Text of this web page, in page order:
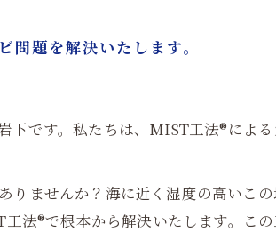
問題を解決いたします。
下です。私たちは、MIST工法®によ
りませんか？海に近く湿度の高いこ
法®で根本から解決いたします。こ